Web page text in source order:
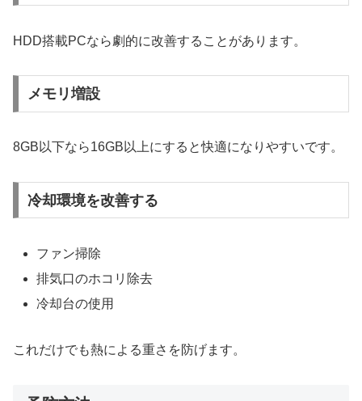
HDD搭載PCなら劇的に改善することがあります。
メモリ増設
8GB以下なら16GB以上にすると快適になりやすいです。
冷却環境を改善する
ファン掃除
排気口のホコリ除去
冷却台の使用
これだけでも熱による重さを防げます。